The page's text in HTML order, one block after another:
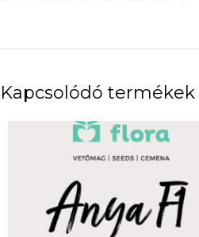
Kapcsolódó termékek